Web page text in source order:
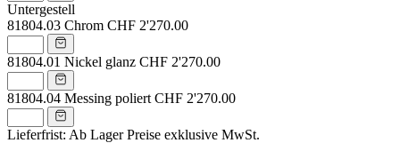
Untergestell
81804.03 Chrom CHF 2'270.00
81804.01 Nickel glanz CHF 2'270.00
81804.04 Messing poliert CHF 2'270.00
Lieferfrist: Ab Lager Preise exklusive MwSt.